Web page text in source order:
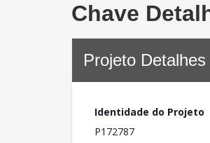
Chave
Projeto Detalhes
Identidade do Projeto
P172787